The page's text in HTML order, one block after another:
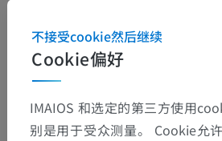
解剖层次
Cookie偏好
不接受cookie然后继续
IMAIOS 和选定的第三方使用
别是用于受众测量。 Cookie允